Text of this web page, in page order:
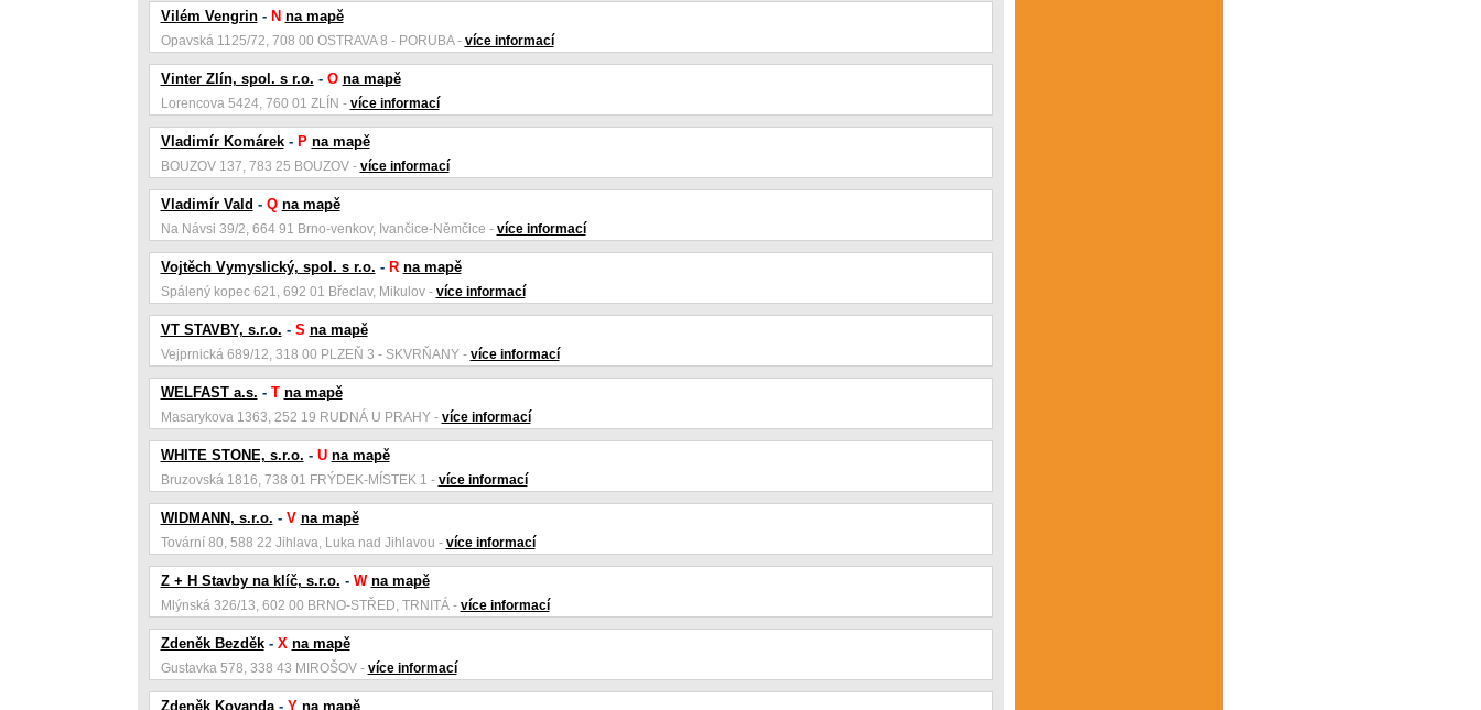
Vilém Vengrin- N na mapě
Opavská 1125/72, 708 00 OSTRAVA 8 - PORUBA - více informací
Vinter Zlín, spol. s r.o. - O na mapě
Lorencova 5424, 760 01 ZLÍN - více informací
Vladimír Komárek- P na mapě
BOUZOV 137, 783 25 BOUZOV - více informací
Vladimír Vald - Q na mapě
Na Návsi 39/2, 664 91 Brno-venkov, Ivančice-Němčice - více informací
Vojtěch Vymyslický, spol. s r.o. - R na mapě
Spálený kopec 621, 692 01 Břeclav, Mikulov - více informací
VT STAVBY, s.r.o. - S na mapě
Vejprnická 689/12, 318 00 PLZEŇ 3 - SKVRŇANY - více informací
WELFAST a.s. - T na mapě
Masarykova 1363, 252 19 RUDNÁ U PRAHY - více informací
WHITE STONE, s.r.o. - U na mapě
Bruzovská 1816, 738 01 FRÝDEK-MÍSTEK 1 - více informací
WIDMANN, s.r.o. - V na mapě
Tovární 80, 588 22 Jihlava, Luka nad Jihlavou - více informací
Z + H Stavby na klíč, s.r.o. - W na mapě
Mlýnská 326/13, 602 00 BRNO-STŘED, TRNITÁ - více informací
Zdeněk Bezděk- X na mapě
Gustavka 578, 338 43 MIROŠOV - více informací
Zdeněk Kovanda- Y na mapě